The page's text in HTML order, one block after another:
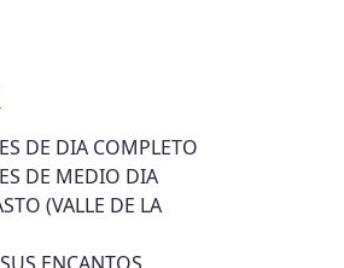
DE DIA COMPLETO
DE MEDIO DIA
(VALLE DE LA